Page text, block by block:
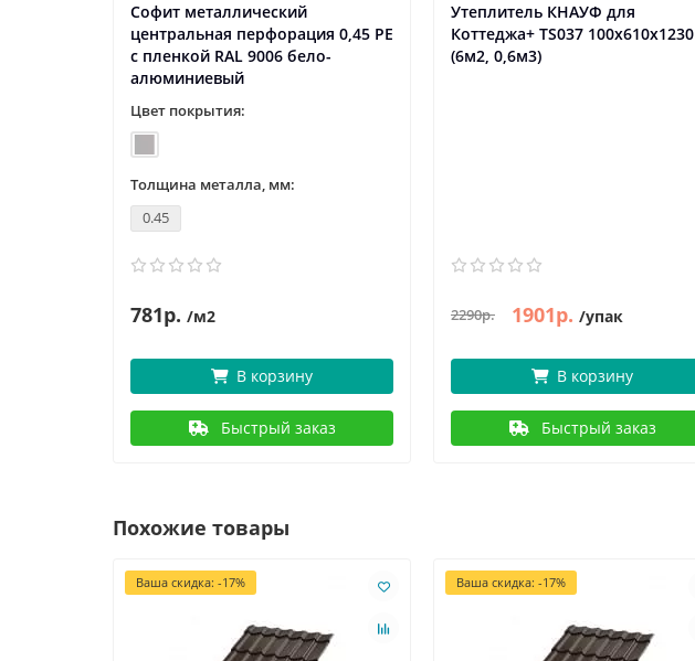
Софит металлический
центральная перфорация 0,45 PE
с пленкой RAL 9006 бело-
алюминиевый
Цвет покрытия:
Толщина металла, мм:
0.45
781р. /м2
В корзину
Быстрый заказ
Утеплитель КНАУФ для
Коттеджа+ TS037 100х610х1230
(6м2, 0,6м3)
2290р. 1901р. /упак
В корзину
Быстрый заказ
Похожие товары
Ваша скидка: -17% Ваша скидка: -17%